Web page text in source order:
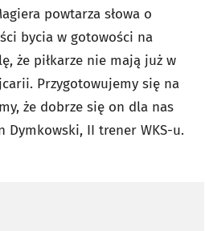
powtarza słowa o
bycia w gotowości na
że piłkarze nie mają już w
Przygotowujemy się na
że dobrze się on dla nas
Dymkowski, II trener WKS-u.